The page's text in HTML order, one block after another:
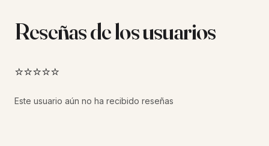
Reseñas de los usuarios
⭐⭐⭐⭐⭐
Este usuario aún no ha recibido reseñas